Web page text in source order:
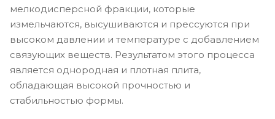
мелкодисперсной фракции, которые
измельчаются, высушиваются и прессуются при
высоком давлении и температуре с добавлением
связующих веществ. Результатом этого процесса
является однородная и плотная плита,
обладающая высокой прочностью и
стабильностью формы.